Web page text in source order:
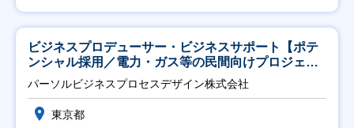
ビジネスプロデューサー・ビジネスサポート【ポテ
ンシャル採用／電力・ガス等の民間向けプロジェク
ト推進】
パーソルビジネスプロセスデザイン株式会社
東京都